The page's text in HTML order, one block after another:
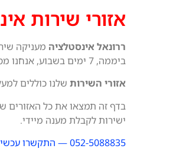
אזורי שירות
ררונאל אינסטלציה
ביממה, 7 ימים בשבוע, אנחנו מספקים מענה מקצועי ומהיר לכל תקלת אינסטלציה.
אזורי השירות שלנו כוללים למעלה מ-38 ערים ויישובים, וברוב האזורים אנחנו משתדלים להגיע
בדף זה תמצאו את כל האזורים
ישירות לקבלת מענה מיידי.
052-5088835 — התקשרו עכשיו